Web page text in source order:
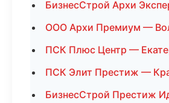
БизнесСтрой Архи
ООО Архи Премиум —
ПСК Плюс Центр —
ПСК Элит Престиж —
БизнесСтрой Престиж